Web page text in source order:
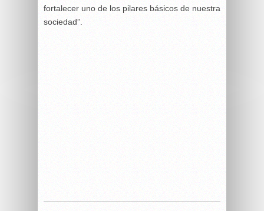
fortalecer uno de los pilares básicos de nuestra
sociedad”.